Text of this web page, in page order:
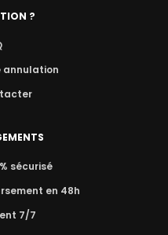
?
annulation
sécurisé
en 48h
7/7